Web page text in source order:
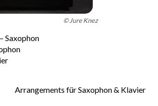
© Jure Knez
Saxophon
Arrangements für Saxophon & Klavier